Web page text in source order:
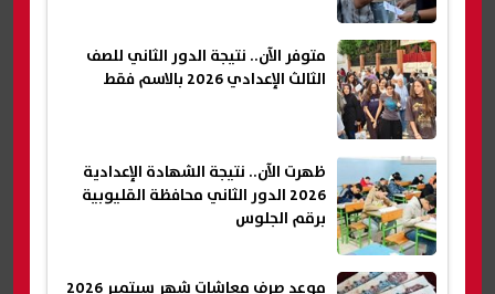
متوفر الآن.. نتيجة الدور الثاني للصف
الثالث الإعدادي 2026 بالاسم فقط
ظهرت الآن.. نتيجة الشهادة الإعدادية
2026 الدور الثاني محافظة القليوبية
برقم الجلوس
موعد صرف معاشات شهر سبتمبر 2026